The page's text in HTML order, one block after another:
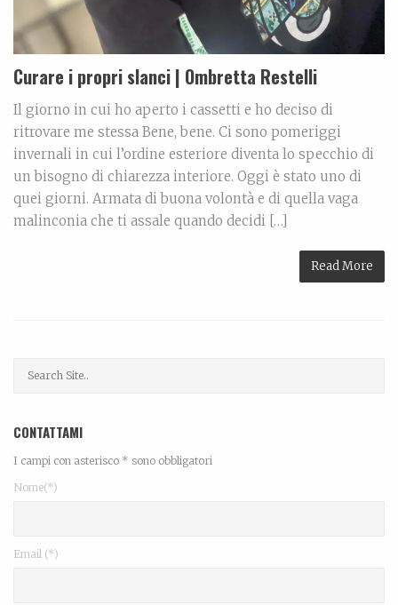
Curare i propri slanci | Ombretta Restelli
Il giorno in cui ho aperto i cassetti e ho deciso di
ritrovare me stessa Bene, bene. Ci sono pomeriggi
invernali in cui l’ordine esteriore diventa lo specchio di
un bisogno di chiarezza interiore. Oggi è stato uno di
quei giorni. Armata di buona volontà e di quella vaga
malinconia che ti assale quando decidi […]
Read More
CONTATTAMI
I campi con asterisco * sono obbligatori
Nome(*)
Email (*)